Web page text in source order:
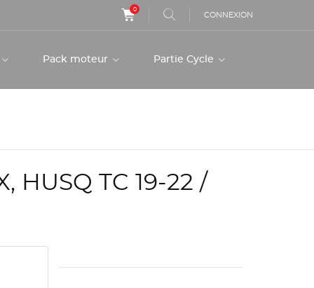
0
CONNEXION
Pack moteur Partie Cycle
HUSQ TC 19-22 /